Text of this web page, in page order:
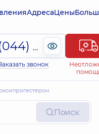
АдресаЦены
(044) 495-2-888
звонок
Поиск